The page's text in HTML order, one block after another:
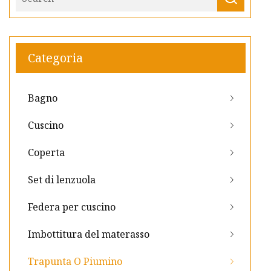
Categoria
Bagno
Cuscino
Coperta
Set di lenzuola
Federa per cuscino
Imbottitura del materasso
Trapunta O Piumino